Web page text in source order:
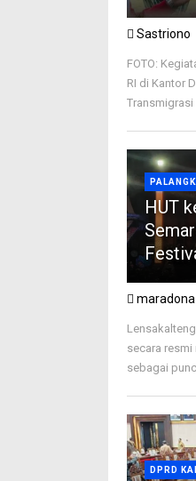
Sastriono
FOTO:
RI di Kantor
Transmigrasi
HUT
maradona
secara resmi
sebagai
DPRD